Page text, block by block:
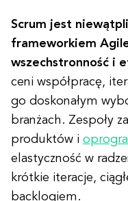
Scrum jest
frameworkiem
wszechstronność i
ceni współpracę,
go doskonałym
branżach. Zespoły
produktów i
elastyczność w
krótkie iteracje,
backlogiem.